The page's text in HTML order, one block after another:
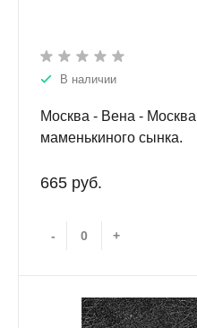
В наличии
Москва - Вена -
маменькиного сынка.
665 руб.
- +